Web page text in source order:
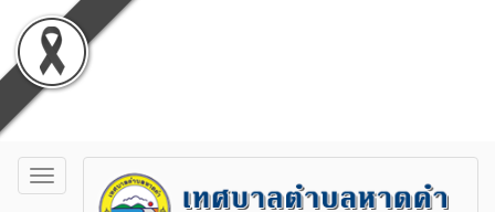
Toggle
navigation